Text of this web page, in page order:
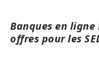
Banques en
offres pour les